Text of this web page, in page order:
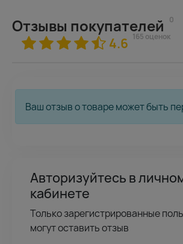
Отзывы покупателей 0
4.6 165 оценок
Ваш отзыв о товаре может быть
Авторизуйтесь в
кабинете
Только зарегистрированные
могут оставить отзыв